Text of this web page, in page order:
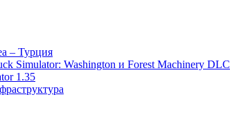
– Турция
Simulator: Washington и Forest Machinery DLC
1.35